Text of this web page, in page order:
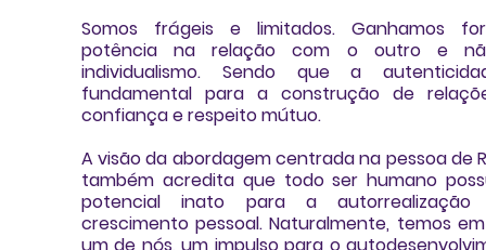
Somos frágeis e limitados. Ganhamos
potência na relação com o outro e
individualismo. Sendo que a
fundamental para a construção de
confiança e respeito mútuo.
A visão da abordagem centrada na pessoa de
também acredita que todo ser humano
potencial inato para a
crescimento pessoal. Naturalmente, temos